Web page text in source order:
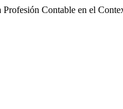
Profesión Contable en el